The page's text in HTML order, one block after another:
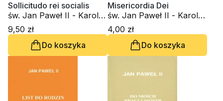
Sollicitudo rei socialis
św. Jan Paweł II - Karol
Wojtyła
9,50 zł
Do koszyka
Misericordia Dei
św. Jan Paweł II - Karol
Wojtyła
4,00 zł
Do koszyka